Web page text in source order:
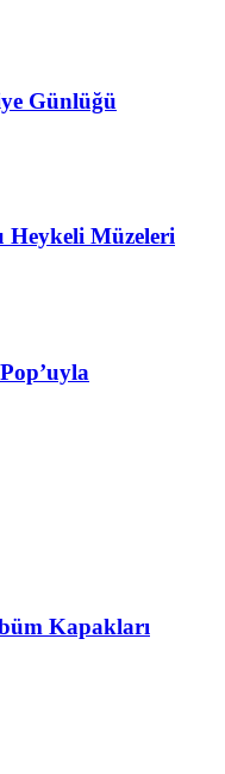
Günlüğü
Heykeli Müzeleri
Kapakları